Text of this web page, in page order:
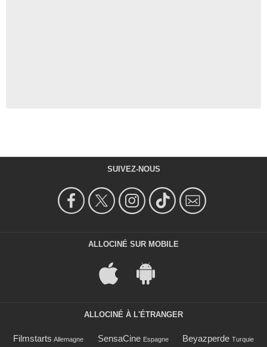
SUIVEZ-NOUS
ALLOCINÉ SUR MOBILE
ALLOCINÉ À L'ÉTRANGER
Filmstarts Allemagne SensaCine Espagne Beyazperde Turquie